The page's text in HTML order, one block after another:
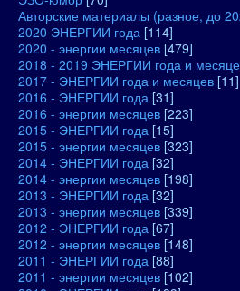
Авторские материалы (разное, до
2020 ЭНЕРГИИ года [114]
2020 - энергии месяцев [479]
2018 - 2019 ЭНЕРГИИ года и
2017 - ЭНЕРГИИ года и месяцев [11]
2016 - ЭНЕРГИИ года [31]
2016 - энергии месяцев [223]
2015 - ЭНЕРГИИ года [15]
2015 - энергии месяцев [323]
2014 - ЭНЕРГИИ года [32]
2014 - энергии месяцев [198]
2013 - ЭНЕРГИИ года [32]
2013 - энергии месяцев [339]
2012 - ЭНЕРГИИ года [67]
2012 - энергии месяцев [148]
2011 - ЭНЕРГИИ года [88]
2011 - энергии месяцев [102]